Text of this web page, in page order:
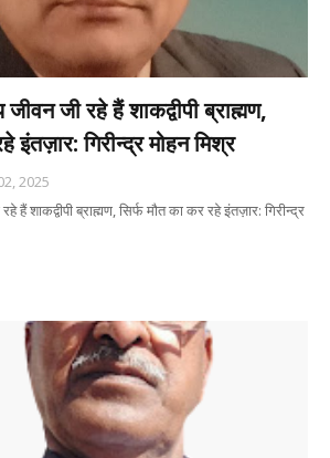
जी रहे हैं शाकद्वीपी ब्राह्मण,
इंतज़ार: गिरीन्द्र मोहन मिश्र
2025
हैं शाकद्वीपी ब्राह्मण, सिर्फ मौत का कर रहे इंतज़ार: गिरीन्द्र